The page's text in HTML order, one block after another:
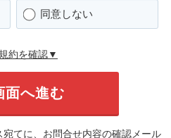
同意しない
約を確認▼
てに、お問合せ内容の確認メール